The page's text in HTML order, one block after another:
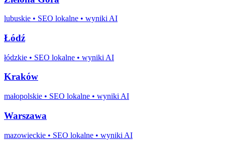
lubuskie • SEO lokalne • wyniki AI
Łódź
łódzkie • SEO lokalne • wyniki AI
Kraków
małopolskie • SEO lokalne • wyniki AI
Warszawa
mazowieckie • SEO lokalne • wyniki AI